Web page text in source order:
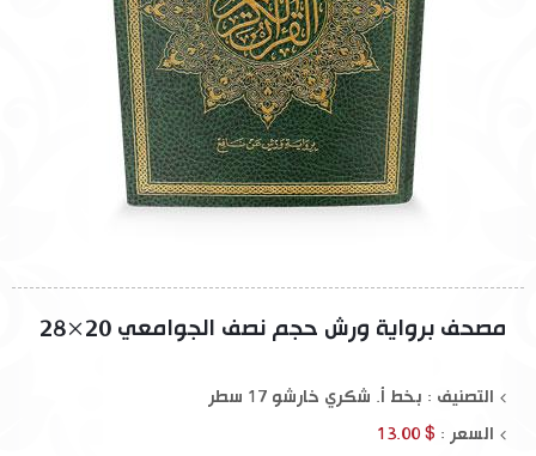
مصحف برواية ورش حجم نصف الجوامعي 20×28
التصنيف : بخط أ. شكري خارشو 17 سطر
السعر : $ 13.00